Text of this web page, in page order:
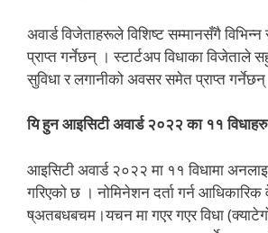
अवार्ड विजेताहरूले विशिष्ट सम्मानसँगै
प्राप्त गर्नेछन् । स्टार्टअप विधाका विजेताले
सुविधा र लगानीको अवसर समेत प्राप्त
यि हुन आइसिटी अवार्ड २०२२ का ११ विधाहरु
आइसिटी अवार्ड २०२२ मा ११ विधामा
गरिएको छ । नोमिनेशन दर्ता गर्न आधिकारिक
ष्अतबधबचम।यचन मा गएर गएर विधा